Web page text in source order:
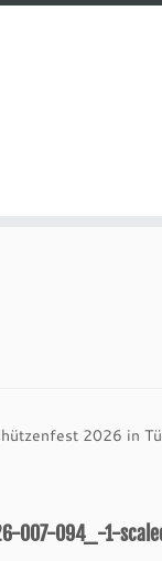
2026 in
007-094_-1-